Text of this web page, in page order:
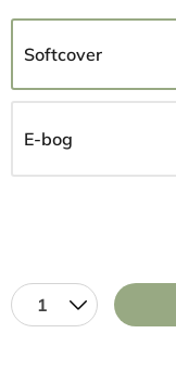
Softcover
E-bog
1